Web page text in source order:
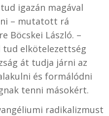
igazán magával
– mutatott rá
Böcskei László. –
tud elkötelezettség
át tudja járni az
és formálódni
tenni másokért.
radikalizmust